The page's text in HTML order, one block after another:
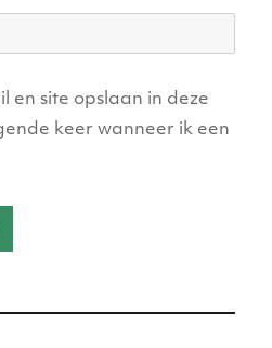
en site opslaan in deze
keer wanneer ik een